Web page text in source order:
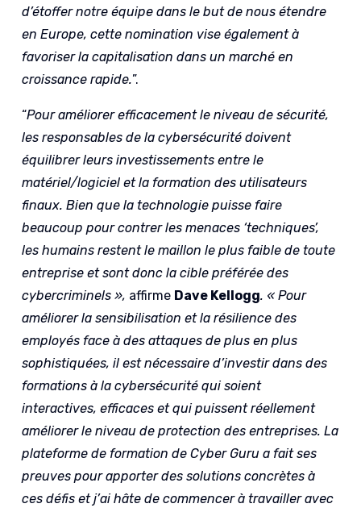
d’étoffer notre équipe dans le but de nous étendre
en Europe, cette nomination vise également à
favoriser la capitalisation dans un marché en
croissance rapide.”.
“Pour améliorer efficacement le niveau de sécurité,
les responsables de la cybersécurité doivent
équilibrer leurs investissements entre le
matériel/logiciel et la formation des utilisateurs
finaux. Bien que la technologie puisse faire
beaucoup pour contrer les menaces ‘techniques’,
les humains restent le maillon le plus faible de toute
entreprise et sont donc la cible préférée des
cybercriminels », affirme Dave Kellogg. « Pour
améliorer la sensibilisation et la résilience des
employés face à des attaques de plus en plus
sophistiquées, il est nécessaire d’investir dans des
formations à la cybersécurité qui soient
interactives, efficaces et qui puissent réellement
améliorer le niveau de protection des entreprises. La
plateforme de formation de Cyber Guru a fait ses
preuves pour apporter des solutions concrètes à
ces défis et j’ai hâte de commencer à travailler avec